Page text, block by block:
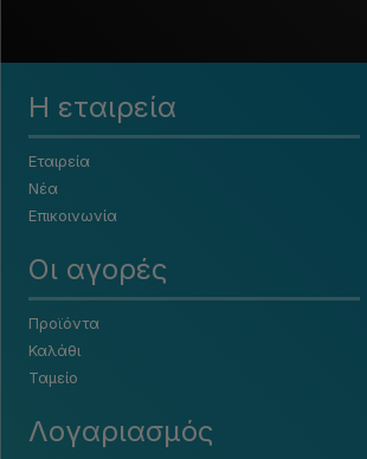
Η εταιρεία
Εταιρεία
Νέα
Επικοινωνία
Οι αγορές
Προϊόντα
Καλάθι
Ταμείο
Λογαριασμός